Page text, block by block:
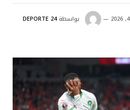
بواسطة DEPORTE 24